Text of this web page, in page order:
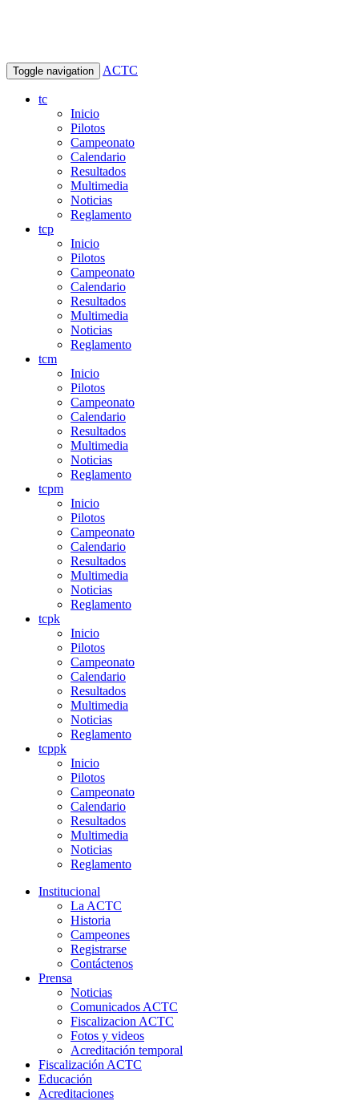
Toggle navigation ACTC
tc
Inicio
Pilotos
Campeonato
Calendario
Resultados
Multimedia
Noticias
Reglamento
tcp
Inicio
Pilotos
Campeonato
Calendario
Resultados
Multimedia
Noticias
Reglamento
tcm
Inicio
Pilotos
Campeonato
Calendario
Resultados
Multimedia
Noticias
Reglamento
tcpm
Inicio
Pilotos
Campeonato
Calendario
Resultados
Multimedia
Noticias
Reglamento
tcpk
Inicio
Pilotos
Campeonato
Calendario
Resultados
Multimedia
Noticias
Reglamento
tcppk
Inicio
Pilotos
Campeonato
Calendario
Resultados
Multimedia
Noticias
Reglamento
Institucional
La ACTC
Historia
Campeones
Registrarse
Contáctenos
Prensa
Noticias
Comunicados ACTC
Fiscalizacion ACTC
Fotos y videos
Acreditación temporal
Fiscalización ACTC
Educación
Acreditaciones